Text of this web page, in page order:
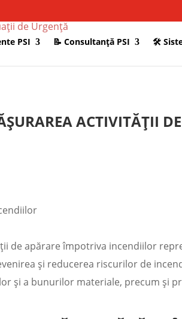
PSI 📝 Consultanţă PSI 🛠
ACTIVITĂȚII
de apărare împotriva incendiilor
și reducerea riscurilor de
și a bunurilor materiale, precum și